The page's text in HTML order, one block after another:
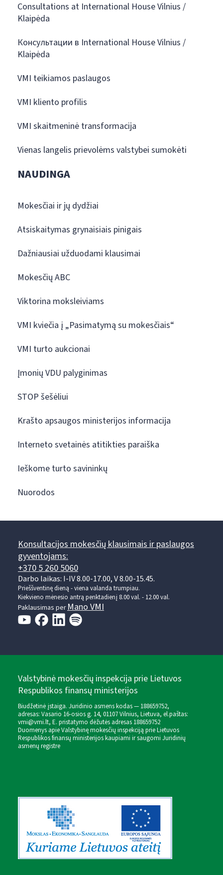
Consultations at International House Vilnius /
Klaipėda
Консультации в International House Vilnius /
Klaipėda
VMI teikiamos paslaugos
VMI kliento profilis
VMI skaitmeninė transformacija
Vienas langelis prievolėms valstybei sumokėti
NAUDINGA
Mokesčiai ir jų dydžiai
Atsiskaitymas grynaisiais pinigais
Dažniausiai užduodami klausimai
Mokesčių ABC
Viktorina moksleiviams
VMI kviečia į „Pasimatymą su mokesčiais“
VMI turto aukcionai
Įmonių VDU palyginimas
STOP šešėliui
Krašto apsaugos ministerijos informacija
Interneto svetainės atitikties paraiška
Ieškome turto savininkų
Nuorodos
Konsultacijos mokesčių klausimais ir paslaugos
gyventojams:
+370 5 260 5060
Darbo laikas: I-IV 8.00-17.00, V 8.00-15.45.
Prieššventinę dieną - viena valanda trumpiau.
Kiekvieno mėnesio antrą penktadienį 8.00 val. - 12.00 val.
Paklausimas perMano VMI
Valstybinė mokesčių inspekcija prie Lietuvos
Respublikos finansų ministerijos
Biudžetinė įstaiga. Juridinio asmens kodas — 188659752,
adresas: Vasario 16-osios g. 14, 01107 Vilnius, Lietuva, el.paštas:
vmi@vmi.lt, E. pristatymo dėžutės adresas 188659752
Duomenys apie Valstybinę mokesčių inspekciją prie Lietuvos
Respublikos finansų ministerijos kaupiami ir saugomi Juridinių
asmenų registre